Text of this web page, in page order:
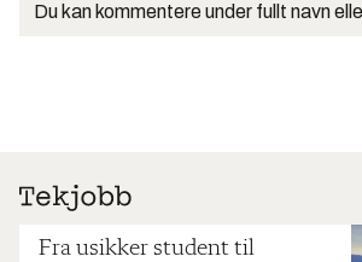
Du kan kommentere under fullt navn
Fra usikker student til